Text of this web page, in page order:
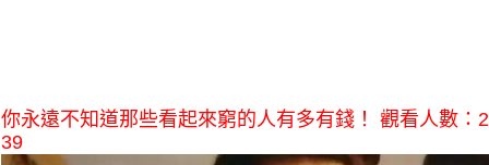
你永遠不知道那些看起來窮的人有多有錢！ 觀看人數：2
39